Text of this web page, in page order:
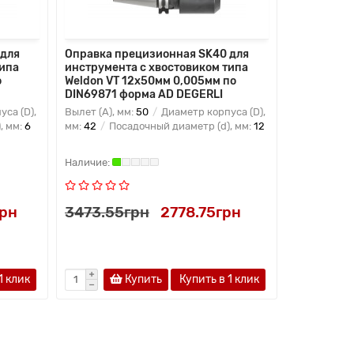
(D),
мм: 6
клик
Оправка прецизионная SK40 для
инструмента с хвостовиком типа
Weldon VT 12x50мм 0,005мм по
DIN69871 форма AD DEGERLI
Вылет (A), мм: 50
Диаметр корпуса (D),
мм: 42 Посадочный диаметр (d), мм: 12
3473.55грн 2778.75грн
Купить Купить в 1 клик